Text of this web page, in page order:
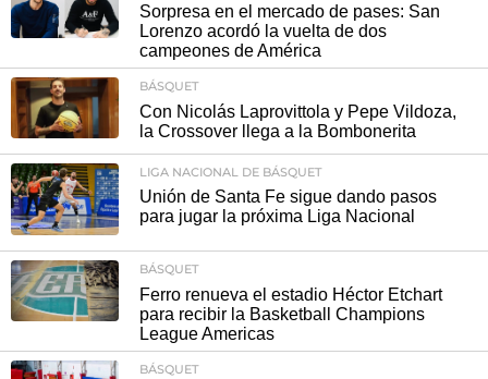
Sorpresa en el mercado de pases: San
Lorenzo acordó la vuelta de dos
campeones de América
BÁSQUET
Con Nicolás Laprovittola y Pepe Vildoza,
la Crossover llega a la Bombonerita
LIGA NACIONAL DE BÁSQUET
Unión de Santa Fe sigue dando pasos
para jugar la próxima Liga Nacional
BÁSQUET
Ferro renueva el estadio Héctor Etchart
para recibir la Basketball Champions
League Americas
BÁSQUET